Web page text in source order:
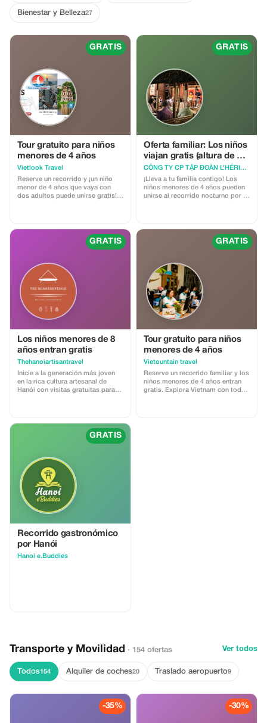
Bienestar y Belleza27
GRATIS
Tour gratuito para niños
menores de 4 años
Vietlook Travel
Reserve un recorrido y ¡un niño
menor de 4 años que vaya con
dos adultos puede unirse gratis!
GRATIS
Oferta familiar: Los niños
viajan gratis (altura de 0 a
99 cm)
CÔNG TY CP TẬP ĐOÀN L’HÉRITAGE
¡Lleva a tu familia contigo! Los
niños menores de 4 años pueden
unirse al recorrido nocturno por el
GRATIS
Los niños menores de 8
años entran gratis
Thehanoiartisantravel
Inicie a la generación más joven
en la rica cultura artesanal de
Hanói con visitas gratuitas para
GRATIS
Tour gratuito para niños
menores de 4 años
Vietountain travel
Reserve un recorrido familiar y los
niños menores de 4 años entran
gratis. Explora Vietnam con toda
GRATIS
Recorrido gastronómico
por Hanói
Hanoi e.Buddies
Transporte y Movilidad · 154 ofertas Ver todos
Todos154 Alquiler de coches20 Traslado aeropuerto9
-35% -30%